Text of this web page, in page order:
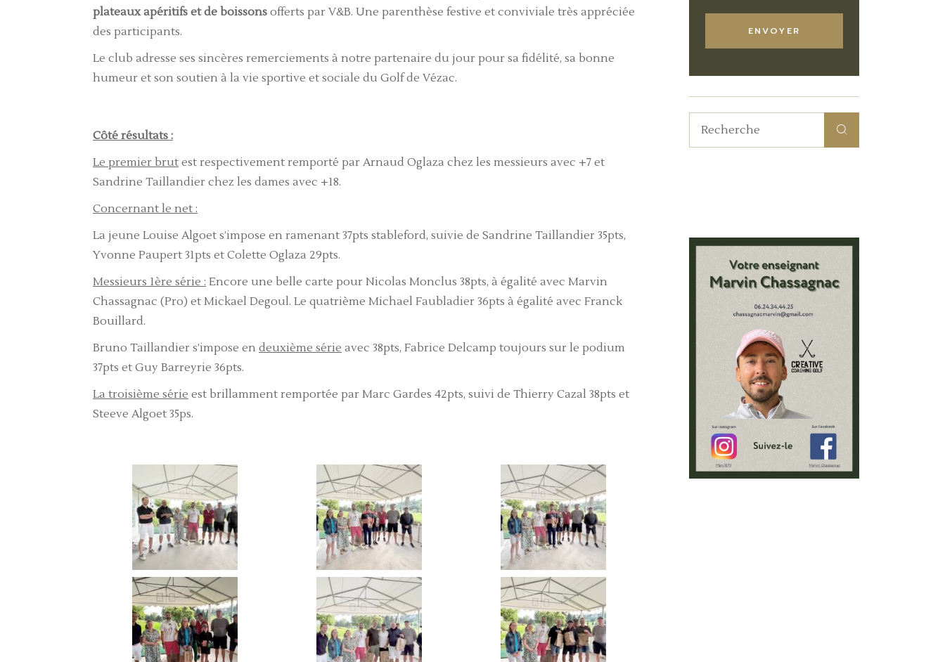
plateaux apéritifs et de boissons offerts par V&B. Une parenthèse festive et conviviale très appréciée
des participants.
Le club adresse ses sincères remerciements à notre partenaire du jour pour sa fidélité, sa bonne
humeur et son soutien à la vie sportive et sociale du Golf de Vézac.
Côté résultats :
Le premier brut est respectivement remporté par Arnaud Oglaza chez les messieurs avec +7 et
Sandrine Taillandier chez les dames avec +18.
Concernant le net :
La jeune Louise Algoet s’impose en ramenant 37pts stableford, suivie de Sandrine Taillandier 35pts,
Yvonne Paupert 31pts et Colette Oglaza 29pts.
Messieurs 1ère série : Encore une belle carte pour Nicolas Monclus 38pts, à égalité avec Marvin
Chassagnac (Pro) et Mickael Degoul. Le quatrième Michael Faubladier 36pts à égalité avec Franck
Bouillard.
Bruno Taillandier s’impose en deuxième série avec 38pts, Fabrice Delcamp toujours sur le podium
37pts et Guy Barreyrie 36pts.
La troisième série est brillamment remportée par Marc Gardes 42pts, suivi de Thierry Cazal 38pts et
Steeve Algoet 35ps.
ENVOYER